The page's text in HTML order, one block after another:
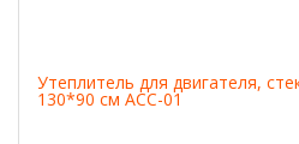
Утеплитель для двигателя,
130*90 см ACC-01